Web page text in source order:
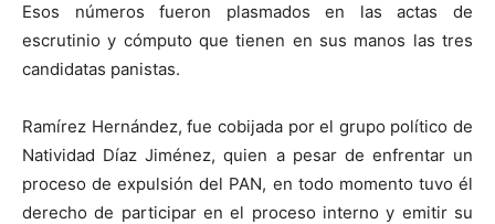
Esos números fueron plasmados en las actas de
escrutinio y cómputo que tienen en sus manos las tres
candidatas panistas.
Ramírez Hernández, fue cobijada por el grupo político de
Natividad Díaz Jiménez, quien a pesar de enfrentar un
proceso de expulsión del PAN, en todo momento tuvo él
derecho de participar en el proceso interno y emitir su